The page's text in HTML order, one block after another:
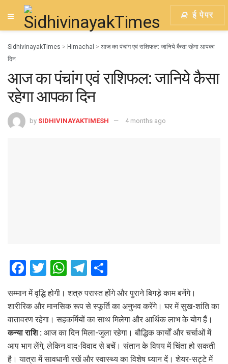
ई पेपर
SidhivinayakTimes > Himachal > आज का पंचांग एवं राशिफल: जानिये कैसा रहेगा आपका
दिन
आज का पंचांग एवं राशिफल: जानिये कैसा
रहेगा आपका दिन
by SIDHIVINAYAKTIMESH 4 months ago
F
a
ce
b
o
o
T
wi
tt
er
W
at
s
A
p
T
e
gr
a
m
h
ar
e
सम्मान में वृद्धि होगी। शत्रु परास्त होंगे और पुराने बिगड़े काम बनेंगे।
शारीरिक और मानसिक रूप से स्फूर्ति का अनुभव करेंगे। घर में सुख-शांति का
वातावरण रहेगा। सहकर्मियों का साथ मिलेगा और आर्थिक लाभ के योग हैं।
कन्या राशि : आज का दिन मिला-जुला रहेगा। बौद्धिक कार्यों और चर्चाओं में
आप भाग लेंगे, लेकिन वाद-विवाद से बचें। संतान के विषय में चिंता हो सकती
है। यात्रा में सावधानी रखें और स्वास्थ्य का विशेष ध्यान दें। शेयर-सट्टे में